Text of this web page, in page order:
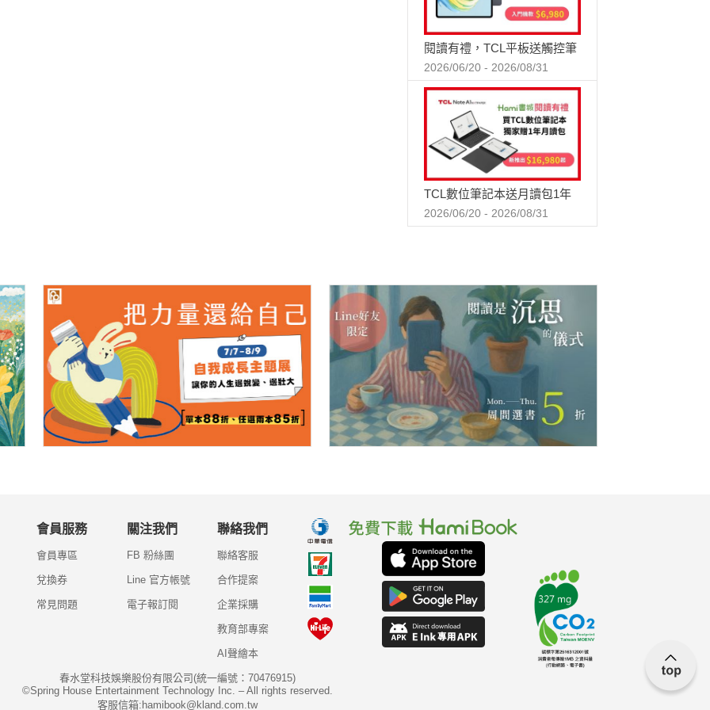
閱讀有禮，TCL平板送觸控筆
2026/06/20 - 2026/08/31
TCL數位筆記本送月讀包1年
2026/06/20 - 2026/08/31
會員服務
會員專區
兌換券
常見問題
關注我們
FB 粉絲團
Line 官方帳號
電子報訂閱
聯絡我們
聯絡客服
合作提案
企業採購
教育部專案
AI聲繪本
春水堂科技娛樂股份有限公司(統一編號：70476915)
©Spring House Entertainment Technology Inc. – All rights reserved.
客服信箱:hamibook@kland.com.tw